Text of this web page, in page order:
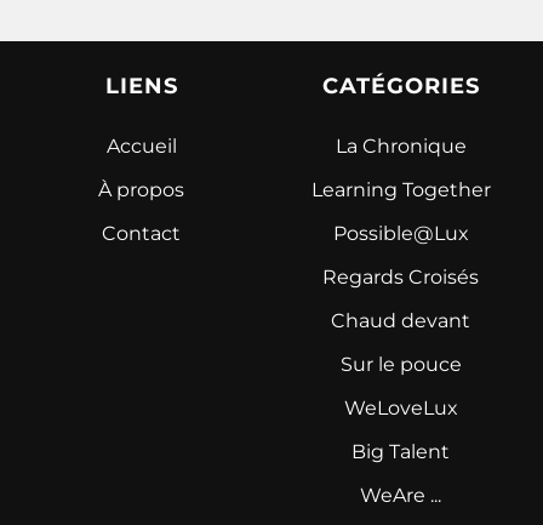
LIENS
Accueil
À propos
Contact
CATÉGORIES
La Chronique
Learning Together
Possible@Lux
Regards Croisés
Chaud devant
Sur le pouce
WeLoveLux
Big Talent
WeAre ...